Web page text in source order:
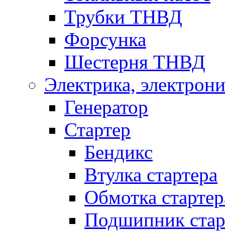
Трубки ТНВД
Форсунка
Шестерня ТНВД
Электрика,
Генератор
Стартер
Бендикс
Втулка стартера
Обмотка
Подшипник